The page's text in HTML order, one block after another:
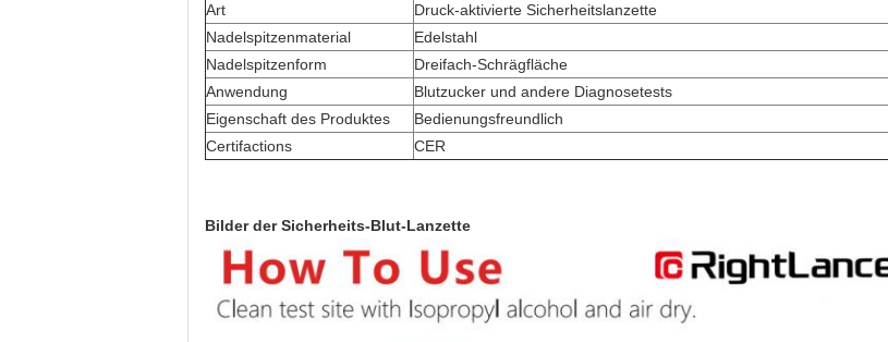
Art
Druck-aktivierte Sicherheitslanzette
Nadelspitzenmaterial
Edelstahl
Nadelspitzenform
Dreifach-Schrägfläche
Anwendung
Blutzucker und andere Diagnosetests
Eigenschaft des Produktes
Bedienungsfreundlich
Certifactions
CER
Bilder derSicherheits-Blut-Lanzette